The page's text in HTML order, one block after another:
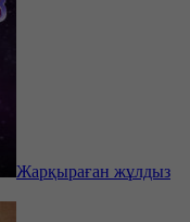
Жарқыраған жұлдыз